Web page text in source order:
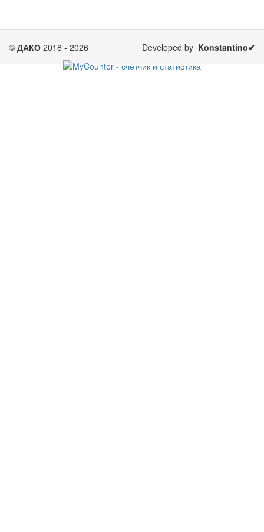
© ДАКО 2018 - 2026 Developed by Konstantino✔